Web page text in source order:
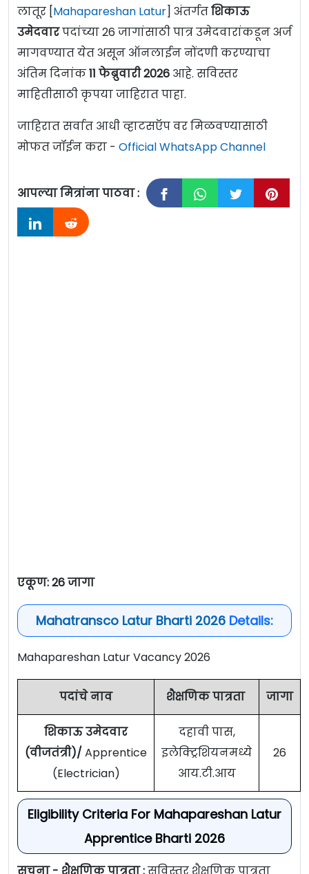
लातूर [Mahapareshan Latur] अंतर्गतशिकाऊ
उमेदवारपदांच्या 26 जागांसाठी पात्र उमेदवारांकडून अर्ज
मागवण्यात येत असून ऑनलाईन नोंदणी करण्याचा
अंतिम दिनांक11 फेब्रुवारी2026 आहे. सविस्तर
माहितीसाठी कृपया जाहिरात पाहा.
जाहिरात सर्वात आधी व्हाटसऍप वर मिळवण्यासाठी
मोफत जॉईन करा - Official WhatsApp Channel
आपल्या मित्रांना पाठवा :
एकूण: 26 जागा
Mahatransco Latur Bharti 2026 Details:
Mahapareshan Latur Vacancy 2026
पदांचे नाव शैक्षणिक पात्रता जागा
शिकाऊ उमेदवार
(वीजतंत्री)/ Apprentice
(Electrician)
दहावी पास,
इलेक्ट्रिशियनमध्ये
आय.टी.आय
26
Eligibility Criteria For Mahapareshan Latur
Apprentice Bharti 2026